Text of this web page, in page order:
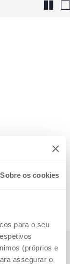
Sobre os cookies
para o seu
(próprios e
assegurar o